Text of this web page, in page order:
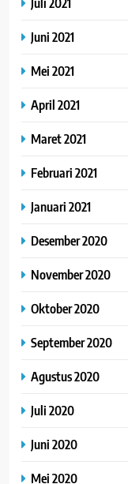
Juni 2021
Mei 2021
April 2021
Maret 2021
Februari 2021
Januari 2021
Desember 2020
November 2020
Oktober 2020
September 2020
Agustus 2020
Juli 2020
Juni 2020
Mei 2020